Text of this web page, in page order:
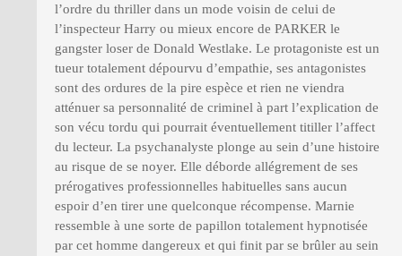
l’ordre du thriller dans un mode voisin de celui de
l’inspecteur Harry ou mieux encore de PARKER le
gangster loser de Donald Westlake. Le protagoniste est un
tueur totalement dépourvu d’empathie, ses antagonistes
sont des ordures de la pire espèce et rien ne viendra
atténuer sa personnalité de criminel à part l’explication de
son vécu tordu qui pourrait éventuellement titiller l’affect
du lecteur. La psychanalyste plonge au sein d’une histoire
au risque de se noyer. Elle déborde allégrement de ses
prérogatives professionnelles habituelles sans aucun
espoir d’en tirer une quelconque récompense. Marnie
ressemble à une sorte de papillon totalement hypnotisée
par cet homme dangereux et qui finit par se brûler au sein